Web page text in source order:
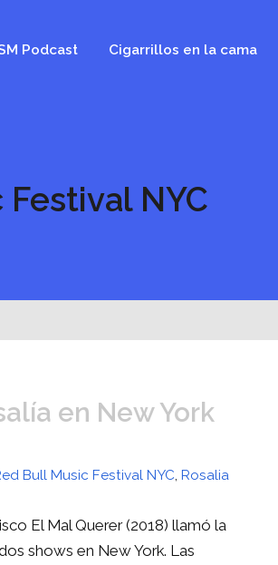
Podcast Cigarrillos en la cama
NYC
en New York
Bull Music Festival NYC,Rosalia
El Mal Querer (2018) llamó la
shows en New York. Las